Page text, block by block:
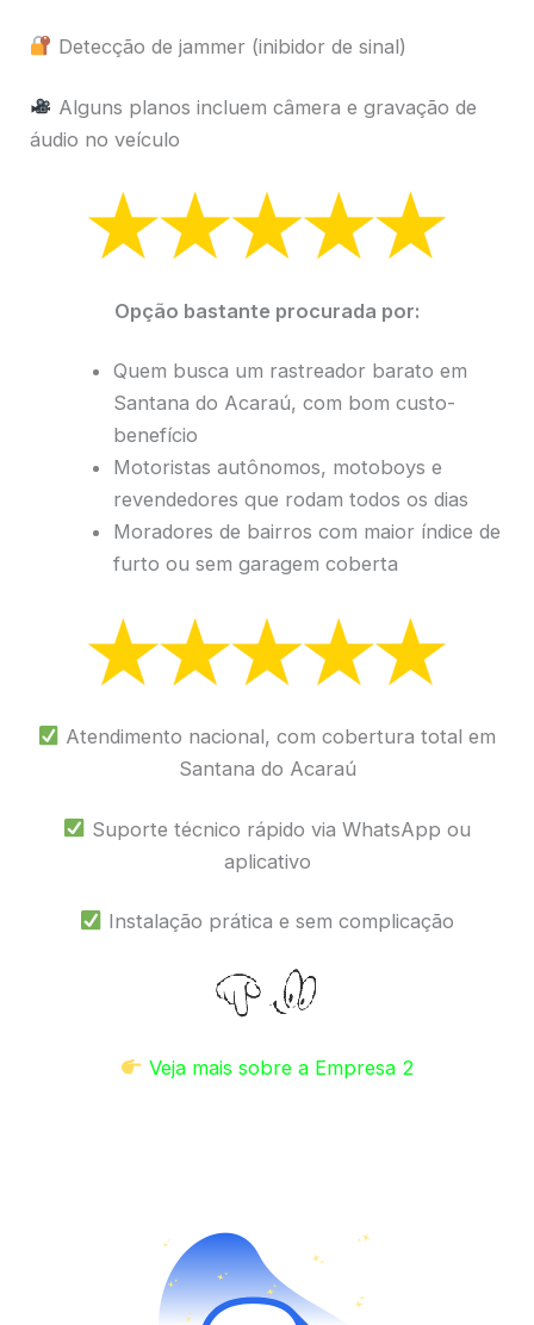
Detecção de jammer (inibidor de sinal)
Alguns planos incluem câmera e gravação de
áudio no veículo
Opção bastante procurada por:
Quem busca um rastreador barato em
Santana do Acaraú, com bom custo-
benefício
Motoristas autônomos, motoboys e
revendedores que rodam todos os dias
Moradores de bairros com maior índice de
furto ou sem garagem coberta
Atendimento nacional, com cobertura total em
Santana do Acaraú
Suporte técnico rápido via WhatsApp ou
aplicativo
Instalação prática e sem complicação
Veja mais sobre a Empresa 2